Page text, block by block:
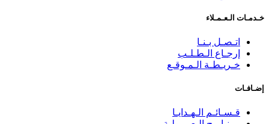
خـدمـات الـعـمـلاء
اتـصـل بـنـا
إرجـاع الـطـلـب
خـريـطـة الـمـوقـع
إضـافـات
قـسـائـم الـهـدايـا